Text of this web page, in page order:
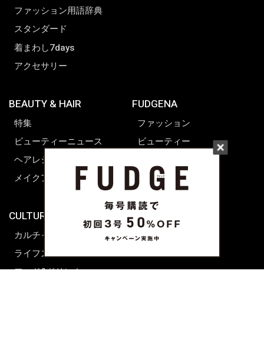
ファッション用語辞典
スタンダード
着まわし7days
アクセサリー
BEAUTY & HAIR
特集
ビューティーニュース
ヘアレシピ ストーリーズ
メイクアップティップス
CULTURE & LIFE
カルチャー
ライフスタイル
フード&ドリンク
FUDGENA
ファッション
ビューティー
ライフスタイル